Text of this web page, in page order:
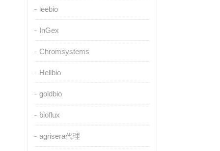
leebio
InGex
Chromsystems
Hellbio
goldbio
bioflux
agrisera代理